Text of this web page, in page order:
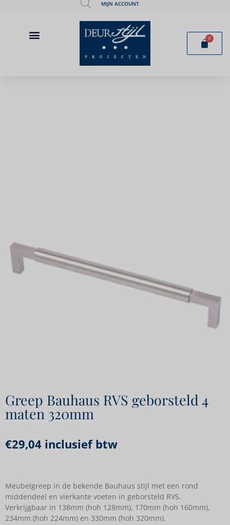
MIJN ACCOUNT
0
Greep Bauhaus RVS geborsteld 4
maten 320mm
€29,04 inclusief btw
Meubelgreep in de bekende Bauhaus stijl met een rond
middendeel en vierkante voeten in geborsteld RVS.
Verkrijgbaar in 138mm (hoh 128mm), 170mm (hoh 160mm),
234mm (hoh 224mm) en 330mm (hoh 320mm).